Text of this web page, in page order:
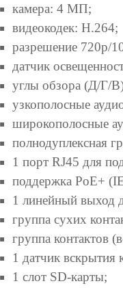
камера: 4 МП;
видеокодек: H.264;
разрешение 720p/
датчик
углы обзора (Д/Г/
узкополосные
широкополосные
полнодуплексная
1 порт RJ45 для
поддержка PoE+
1 линейный выход
группа сухих
группа контактов
1 датчик вскрытия
1 слот SD-карты;